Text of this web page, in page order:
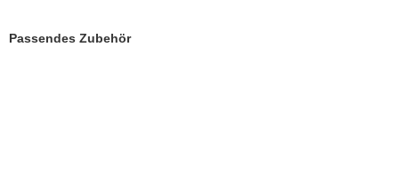
Passendes Zubehör